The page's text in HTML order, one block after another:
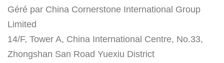
Géré par China Cornerstone International Group
Limited
14/F, Tower A, China International Centre, No.33,
Zhongshan San Road Yuexiu District